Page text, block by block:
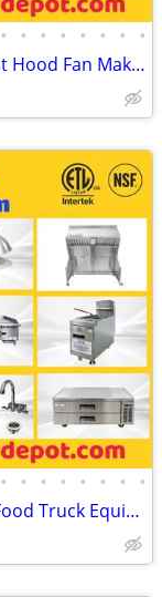
• • • • • • • •
Restaurant Ventilation System Exhaust Hood Fan Makeup Air fan
• • • • • • • •
Food Trailer truck Hood Exhaust Fan Food Truck Equipment